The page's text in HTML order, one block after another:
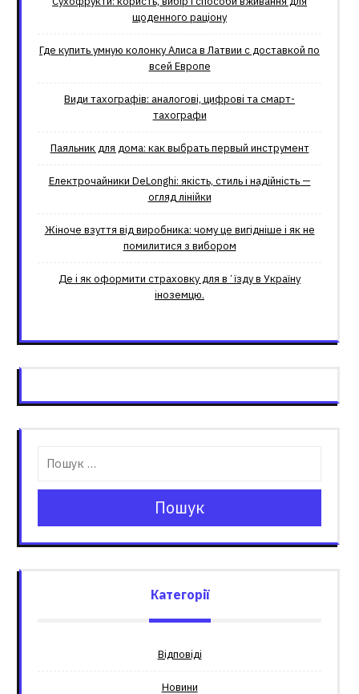
щоденного раціону
Где купить умную колонку Алиса в Латвии с доставкой по
всей Европе
Види тахографів: аналогові, цифрові та смарт-
тахографи
Паяльник для дома: как выбрать первый инструмент
Електрочайники DeLonghi: якість, стиль і надійність —
огляд лінійки
Жіноче взуття від виробника: чому це вигідніше і як не
помилитися з вибором
Де і як оформити страховку для вʼїзду в Україну
іноземцю.
Пошук
Категорії
Відповіді
Новини